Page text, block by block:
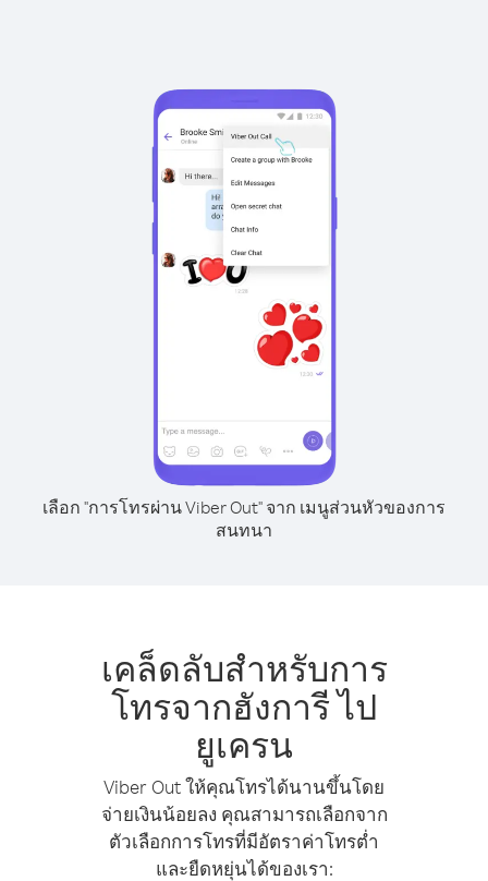
เลือก "การโทรผ่าน Viber Out" จาก เมนูส่วนหัวของการ
สนทนา
เคล็ดลับสำหรับการ
โทรจากฮังการี ไป
ยูเครน
Viber Out ให้คุณโทรได้นานขึ้นโดย
จ่ายเงินน้อยลง คุณสามารถเลือกจาก
ตัวเลือกการโทรที่มีอัตราค่าโทรต่ำ
และยืดหยุ่นได้ของเรา: